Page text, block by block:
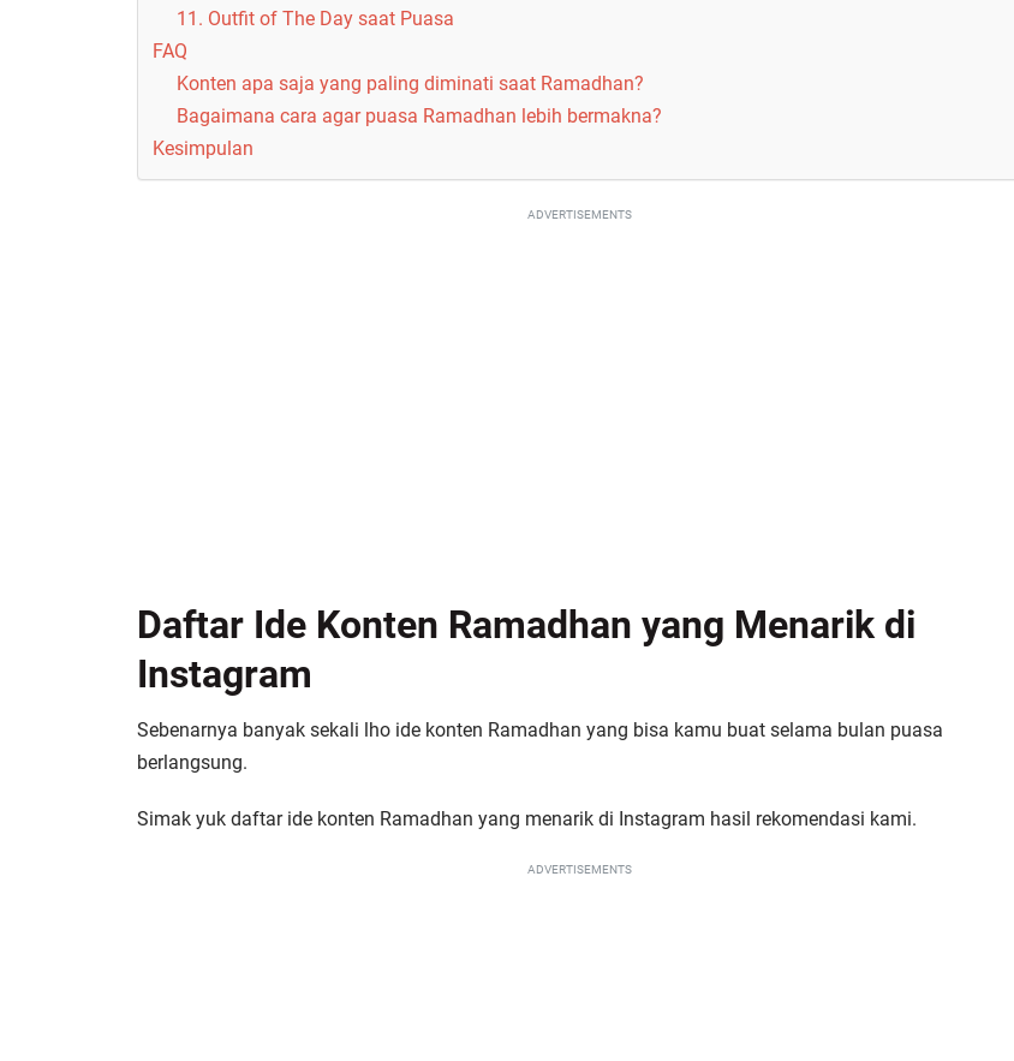
11. Outfit of The Day saat Puasa
FAQ
Konten apa saja yang paling diminati saat Ramadhan?
Bagaimana cara agar puasa Ramadhan lebih bermakna?
Kesimpulan
ADVERTISEMENTS
Daftar Ide Konten Ramadhan yang Menarik di
Instagram
Sebenarnya banyak sekali lho ide konten Ramadhan yang bisa kamu buat selama bulan puasa
berlangsung.
Simak yuk daftar ide konten Ramadhan yang menarik di Instagram hasil rekomendasi kami.
ADVERTISEMENTS